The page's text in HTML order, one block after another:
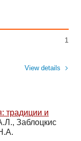
1
View details
традиции и
Заблоцкис